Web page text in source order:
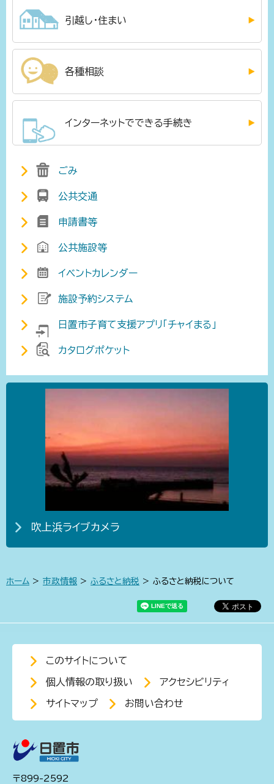
引越し・住まい
各種相談
インターネットでできる手続き
ごみ
公共交通
申請書等
公共施設等
イベントカレンダー
施設予約システム
日置市子育て支援アプリ「チャイまる」
カタログポケット
吹上浜ライブカメラ
ホーム > 市政情報 > ふるさと納税 > ふるさと納税について
このサイトについて
個人情報の取り扱い アクセシビリティ
サイトマップ お問い合わせ
〒899-2592